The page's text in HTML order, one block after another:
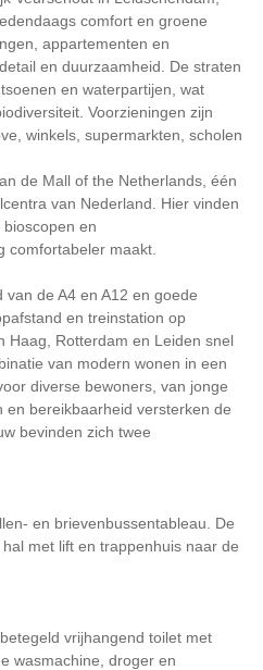
comfort en groene
appartementen en
en duurzaamheid. De straten
en waterpartijen, wat
Voorzieningen zijn
winkels, supermarkten, scholen
de Mall of the Netherlands, één
van Nederland. Hier vinden
en
comfortabeler maakt.
de A4 en A12 en goede
en treinstation op
Haag, Rotterdam en Leiden snel
van modern wonen in een
diverse bewoners, van jonge
bereikbaarheid versterken de
bevinden zich twee
en brievenbussentableau. De
met lift en trappenhuis naar de
vrijhangend toilet met
wasmachine, droger en